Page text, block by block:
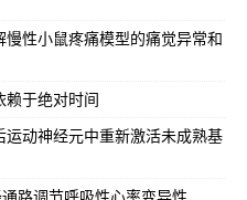
性小鼠疼痛模型的痛觉异常和
赖于绝对时间
动神经元中重新激活未成熟基